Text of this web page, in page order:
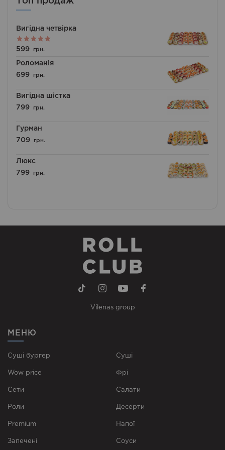
Вигідна четвірка
Оцінено в
599 грн.
Роломанія
699
грн.
Вигідна шістка
799
грн.
Гурман
709
грн.
Люкс
799
грн.
Vilenas group
МЕНЮ
Суші бургер
Wow price
Сети
Роли
Premium
Запечені
Суші
Фрі
Cалати
Десерти
Напої
Соуси